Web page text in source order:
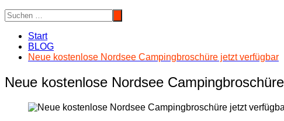
Start
BLOG
Neue kostenlose Nordsee Campingbroschüre jetzt verfügbar
Neue kostenlose Nordsee